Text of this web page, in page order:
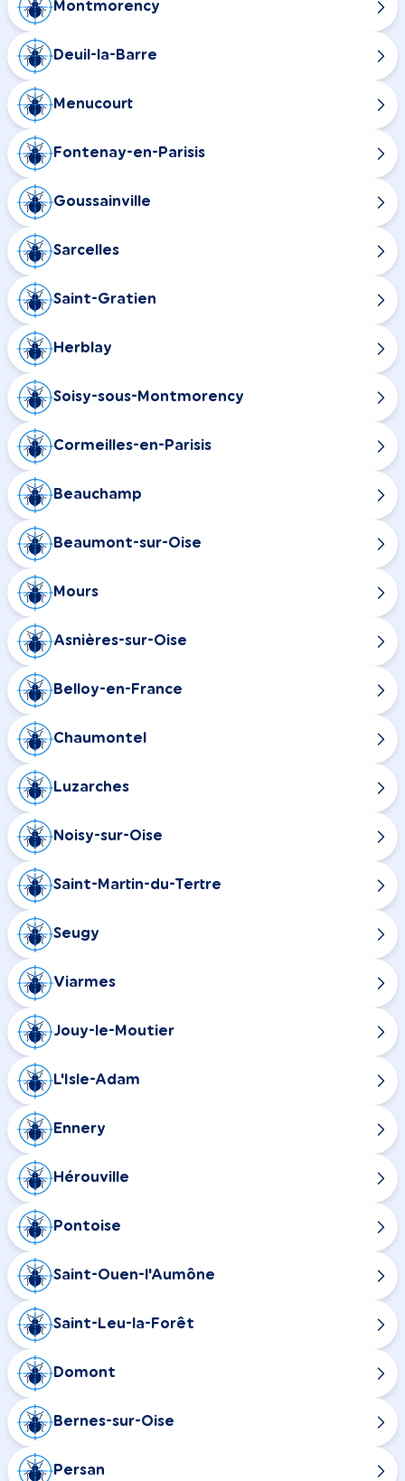
Montmorency
Deuil-la-Barre
Menucourt
Fontenay-en-Parisis
Goussainville
Sarcelles
Saint-Gratien
Herblay
Soisy-sous-Montmorency
Cormeilles-en-Parisis
Beauchamp
Beaumont-sur-Oise
Mours
Asnières-sur-Oise
Belloy-en-France
Chaumontel
Luzarches
Noisy-sur-Oise
Saint-Martin-du-Tertre
Seugy
Viarmes
Jouy-le-Moutier
L'Isle-Adam
Ennery
Hérouville
Pontoise
Saint-Ouen-l'Aumône
Saint-Leu-la-Forêt
Domont
Bernes-sur-Oise
Persan